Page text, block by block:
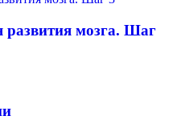
развития мозга. Шаг